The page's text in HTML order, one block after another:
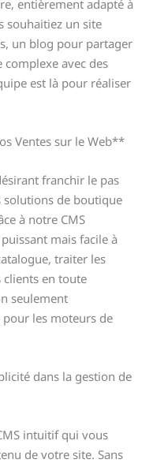
entièrement adapté à
souhaitiez un site
un blog pour partager
avec des
est là pour réaliser
Ventes sur le Web**
franchir le pas
solutions de boutique
à notre CMS
mais facile à
traiter les
clients en toute
seulement
les moteurs de
dans la gestion de
intuitif qui vous
de votre site. Sans